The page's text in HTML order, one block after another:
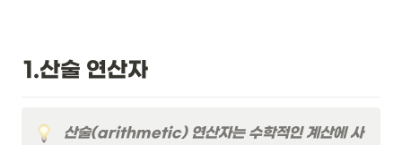
1.산술 연산자
산술(arithmetic) 연산자는 수학적인 계산에 사